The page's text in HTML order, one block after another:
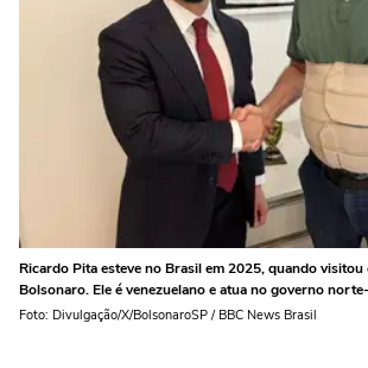
Ricardo Pita esteve no Brasil em 2025, quando visitou
Bolsonaro. Ele é venezuelano e atua no governo
Foto: Divulgação/X/BolsonaroSP / BBC News Brasil